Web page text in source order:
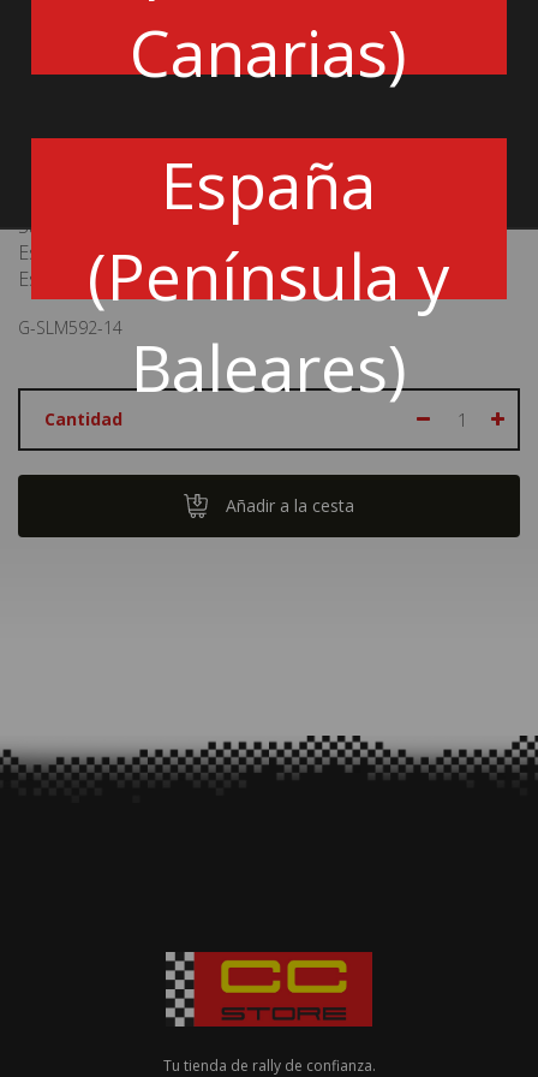
Canarias)
España
(Península y
Baleares)
enfriamiento del agua.
Número de filas:14
Altura matiz:122mm
136mm
Salidas hembras:
M22x150
Espesor matriz:
Espesor total:40mm
G-SLM592-14
Cantidad
Añadir a la cesta
Tu tienda de rally de confianza.